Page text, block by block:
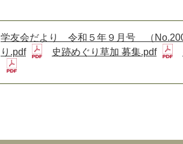
学友会だより 令和５年９月号 （
り.pdf
史跡めぐり草加 募集.pdf